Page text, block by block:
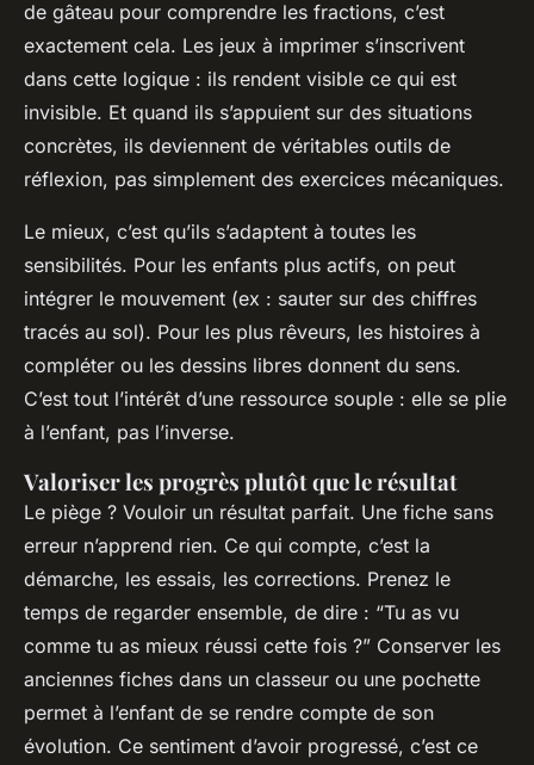
de gâteau pour comprendre les fractions, c’est
exactement cela. Les jeux à imprimer s’inscrivent
dans cette logique : ils rendent visible ce qui est
invisible. Et quand ils s’appuient sur des situations
concrètes, ils deviennent de véritables outils de
réflexion, pas simplement des exercices mécaniques.
Le mieux, c’est qu’ils s’adaptent à toutes les
sensibilités. Pour les enfants plus actifs, on peut
intégrer le mouvement (ex : sauter sur des chiffres
tracés au sol). Pour les plus rêveurs, les histoires à
compléter ou les dessins libres donnent du sens.
C’est tout l’intérêt d’une ressource souple : elle se plie
à l’enfant, pas l’inverse.
Valoriser les progrès plutôt que le résultat
Le piège ? Vouloir un résultat parfait. Une fiche sans
erreur n’apprend rien. Ce qui compte, c’est la
démarche, les essais, les corrections. Prenez le
temps de regarder ensemble, de dire : “Tu as vu
comme tu as mieux réussi cette fois ?” Conserver les
anciennes fiches dans un classeur ou une pochette
permet à l’enfant de se rendre compte de son
évolution. Ce sentiment d’avoir progressé, c’est ce